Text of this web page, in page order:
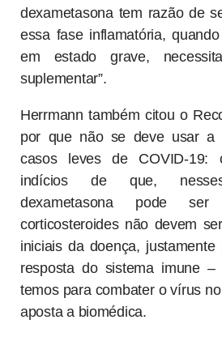
dexametasona tem razão de
essa fase inflamatória,
em estado grave,
suplementar”.
Herrmann também citou o
por que não se deve usar a
casos leves de COVID-19:
indícios de que,
dexametasona pode ser
corticosteroides não devem
iniciais da doença,
resposta do sistema imune
temos para combater o vírus
aposta a biomédica.